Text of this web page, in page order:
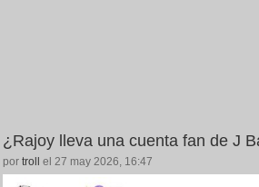
¿Rajoy lleva una cuenta fan de J
por troll el 27 may 2026, 16:47